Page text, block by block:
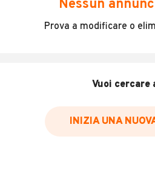
Incidenti in cui è stato
Data e luogo delle revisioni
Inserisci il numero di targa per
Nessun
Prova a modificare o
Vuoi cercare
INIZIA UNA